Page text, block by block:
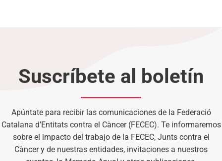
Suscríbete al boletín
Apúntate para recibir las comunicaciones de la Federació
Catalana d’Entitats contra el Càncer (FECEC). Te informaremos
sobre el impacto del trabajo de la FECEC, Junts contra el
Càncer y de nuestras entidades, invitaciones a nuestros